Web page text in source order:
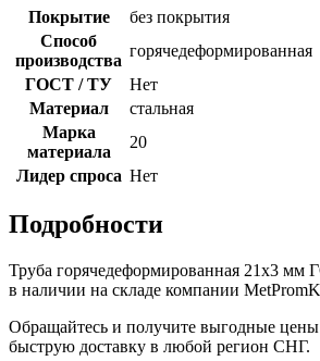
Покрытие
без покрытия
Способ
производства
горячедеформированная
ГОСТ / ТУ
Нет
Материал
стальная
Марка
материала
20
Лидер спроса Нет
Подробности
Труба горячедеформированная 21х3 мм
в наличии на складе компании
Обращайтесь и получите выгодные
быструю доставку в любой регион СНГ.